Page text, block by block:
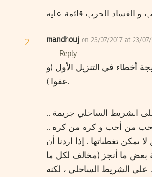
2 mandhouj on 23/07/2017 at 23/07/
Reply
أخطاء في التنزيل الأول (و
عفوا ).
الشريط الساحلي جريمة ..
، أحب من أحب و كره من كره ..
يمكن تغطياتها . إذا اردنا أن
ما أنجز (مخالف لكل ما
الشريط الساحلي ، لكنه